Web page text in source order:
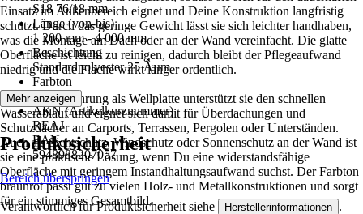
S18 76/18 mm
Länge (von-bis)
1 200 mm - 4 000 mm
Beschichtung
Standardpolyester 25 Âµm
Farbton
Braunrot
AKN (Artikelkurznummer)
REAJ
EAN
5948988207057
Einsatz im Außenbereich eignet und Deine Konstruktion langfristig
schützt. Durch das geringe Gewicht lässt sie sich leichter handhaben,
was die Montage am Dach oder an der Wand vereinfacht. Die glatte
Oberfläche ist leicht zu reinigen, dadurch bleibt der Pflegeaufwand
niedrig und die Fläche wirkt länger ordentlich.
Mit ihrer Ausführung als Wellplatte unterstützt sie den schnellen
Wasserablauf und eignet sich damit für Überdachungen und
Schutzdächer an Carports, Terrassen, Pergolen oder Unterständen.
Auch als Sichtschutz, Windschutz oder Sonnenschutz an der Wand ist
sie eine praktische Lösung, wenn Du eine widerstandsfähige
Oberfläche mit geringem Instandhaltungsaufwand suchst. Der Farbton
braunrot passt gut zu vielen Holz- und Metallkonstruktionen und sorgt
für ein stimmiges Gesamtbild.
Mehr anzeigen
Produktsicherheit
Bereich überspringen
Verantwortlich für Produktsicherheit siehe Herstellerinformationen .